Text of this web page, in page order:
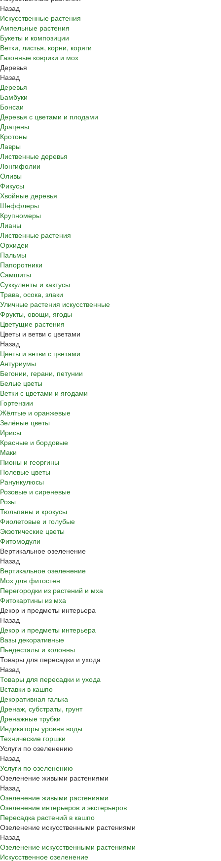
Назад
Искусственные растения
Ампельные растения
Букеты и композиции
Ветки, листья, корни, коряги
Газонные коврики и мох
Деревья
Назад
Деревья
Бамбуки
Бонсаи
Деревья с цветами и плодами
Драцены
Кротоны
Лавры
Лиственные деревья
Лонгифолии
Оливы
Фикусы
Хвойные деревья
Шеффлеры
Крупномеры
Лианы
Лиственные растения
Орхидеи
Пальмы
Папоротники
Самшиты
Суккуленты и кактусы
Трава, осока, злаки
Уличные растения искусственные
Фрукты, овощи, ягоды
Цветущие растения
Цветы и ветви с цветами
Назад
Цветы и ветви с цветами
Антуриумы
Бегонии, герани, петунии
Белые цветы
Ветки с цветами и ягодами
Гортензии
Жёлтые и оранжевые
Зелёные цветы
Ирисы
Красные и бордовые
Маки
Пионы и георгины
Полевые цветы
Ранункулюсы
Розовые и сиреневые
Розы
Тюльпаны и крокусы
Фиолетовые и голубые
Экзотические цветы
Фитомодули
Вертикальное озеленение
Назад
Вертикальное озеленение
Мох для фитостен
Перегородки из растений и мха
Фитокартины из мха
Декор и предметы интерьера
Назад
Декор и предметы интерьера
Вазы декоративные
Пьедесталы и колонны
Товары для пересадки и ухода
Назад
Товары для пересадки и ухода
Вставки в кашпо
Декоративная галька
Дренаж, субстраты, грунт
Дренажные трубки
Индикаторы уровня воды
Технические горшки
Услуги по озеленению
Назад
Услуги по озеленению
Озеленение живыми растениями
Назад
Озеленение живыми растениями
Озеленение интерьеров и экстерьеров
Пересадка растений в кашпо
Озеленение искусственными растениями
Назад
Озеленение искусственными растениями
Искусственное озеленение